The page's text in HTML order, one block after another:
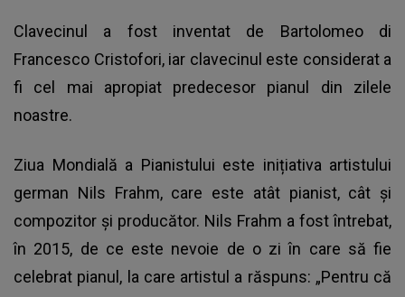
Clavecinul a fost inventat de Bartolomeo di
Francesco Cristofori, iar clavecinul este considerat a
fi cel mai apropiat predecesor pianul din zilele
noastre.
Ziua Mondială a Pianistului este inițiativa artistului
german Nils Frahm, care este atât pianist, cât și
compozitor și producător. Nils Frahm a fost întrebat,
în 2015, de ce este nevoie de o zi în care să fie
celebrat pianul, la care artistul a răspuns: „Pentru că